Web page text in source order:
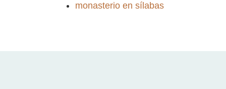
monasterio en sílabas